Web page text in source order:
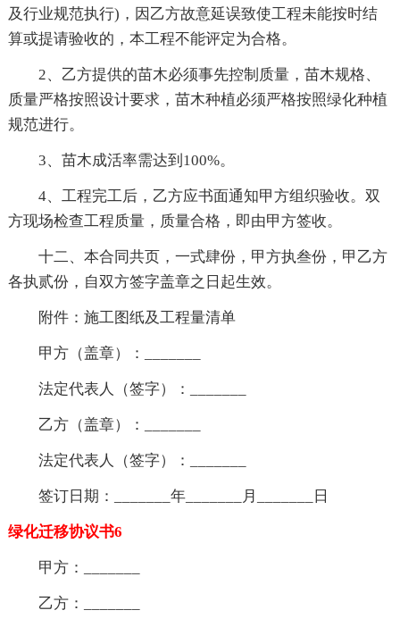
及行业规范执行)，因乙方故意延误致使工程未能按时结
算或提请验收的，本工程不能评定为合格。
2、乙方提供的苗木必须事先控制质量，苗木规格、
质量严格按照设计要求，苗木种植必须严格按照绿化种植
规范进行。
3、苗木成活率需达到100%。
4、工程完工后，乙方应书面通知甲方组织验收。双
方现场检查工程质量，质量合格，即由甲方签收。
十二、本合同共页，一式肆份，甲方执叁份，甲乙方
各执贰份，自双方签字盖章之日起生效。
附件：施工图纸及工程量清单
甲方（盖章）：_______
法定代表人（签字）：_______
乙方（盖章）：_______
法定代表人（签字）：_______
签订日期：_______年_______月_______日
绿化迁移协议书6
甲方：_______
乙方：_______